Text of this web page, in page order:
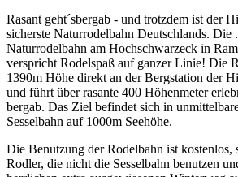
Rasant geht´sbergab - und trotzdem ist der
sicherste Naturrodelbahn Deutschlands. Die
Naturrodelbahn am Hochschwarzeck in
verspricht Rodelspaß auf ganzer Linie! Die
1390m Höhe direkt an der Bergstation der
und führt über rasante 400 Höhenmeter
bergab. Das Ziel befindet sich in
Sesselbahn auf 1000m Seehöhe.
Die Benutzung der Rodelbahn ist kostenlos,
Rodler, die nicht die Sesselbahn benutzen